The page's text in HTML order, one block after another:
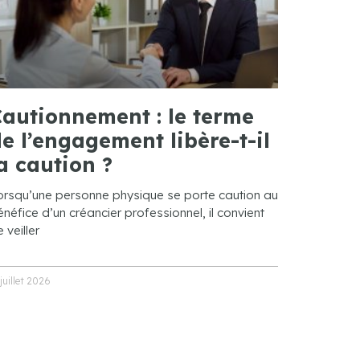
: le terme
l’engagement libère-t-il
caution ?
personne physique se porte caution au
d’un créancier professionnel, il convient
veiller
juillet 2026